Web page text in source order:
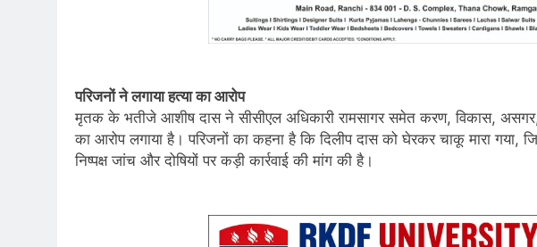
परिजनों ने लगाया हत्या का आरोप
मृतक के भतीजे आशीष दास ने सीसीएल अधिकारी रामसागर समेत करण, विकास,
का आरोप लगाया है। परिजनों का कहना है कि दिलीप दास को घेरकर चाकू मारा गया,
निष्पक्ष जांच और दोषियों पर कड़ी कार्रवाई की मांग की है।